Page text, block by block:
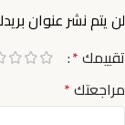
لن يتم نشر عنوان
تقييمك*
مراجعتك*